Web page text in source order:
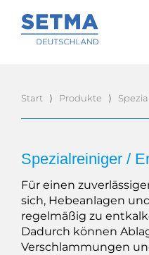
Start ⟩ Produkte ⟩
Spezialreiniger /
Für einen
sich, Hebeanlagen
regelmäßig zu
Dadurch können
Verschlammungen